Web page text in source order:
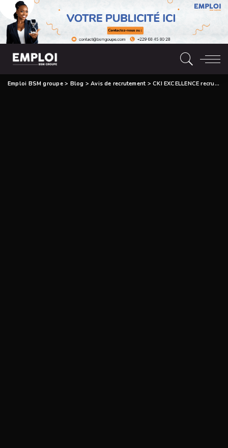
Emploi BSM groupe> Blog >Avis de recrutement >CKI EXCELLENCE recrute Deux (02) Caissières